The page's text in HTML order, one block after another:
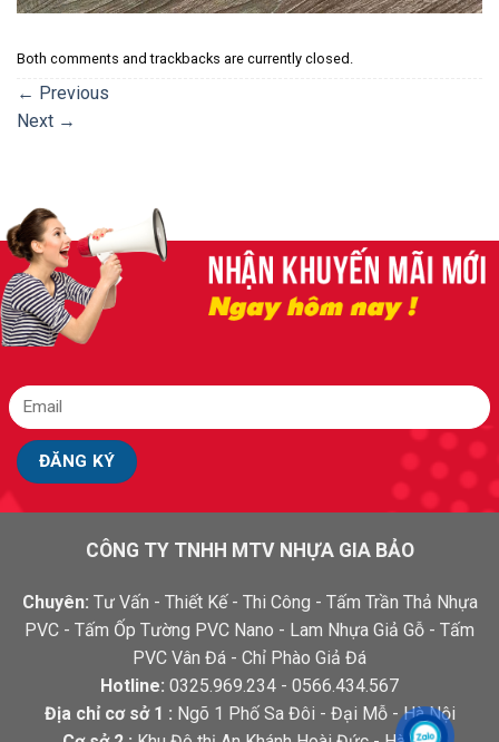
Both comments and trackbacks are currently closed.
← Previous
Next →
CÔNG TY TNHH MTV NHỰA GIA BẢO
Chuyên: Tư Vấn - Thiết Kế - Thi Công - Tấm Trần Thả Nhựa
PVC - Tấm Ốp Tường PVC Nano - Lam Nhựa Giả Gỗ - Tấm
PVC Vân Đá - Chỉ Phào Giả Đá
Hotline: 0325.969.234 - 0566.434.567
Địa chỉ cơ sở 1 : Ngõ 1 Phố Sa Đôi - Đại Mỗ - Hà Nội